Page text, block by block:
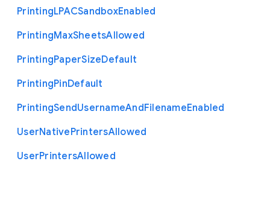
PrintingLPACSandboxEnabled
PrintingMaxSheetsAllowed
PrintingPaperSizeDefault
PrintingPinDefault
PrintingSendUsernameAndFilenameEnabled
UserNativePrintersAllowed
UserPrintersAllowed